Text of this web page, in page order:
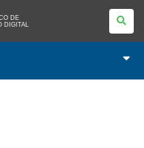
DE
DIGITAL